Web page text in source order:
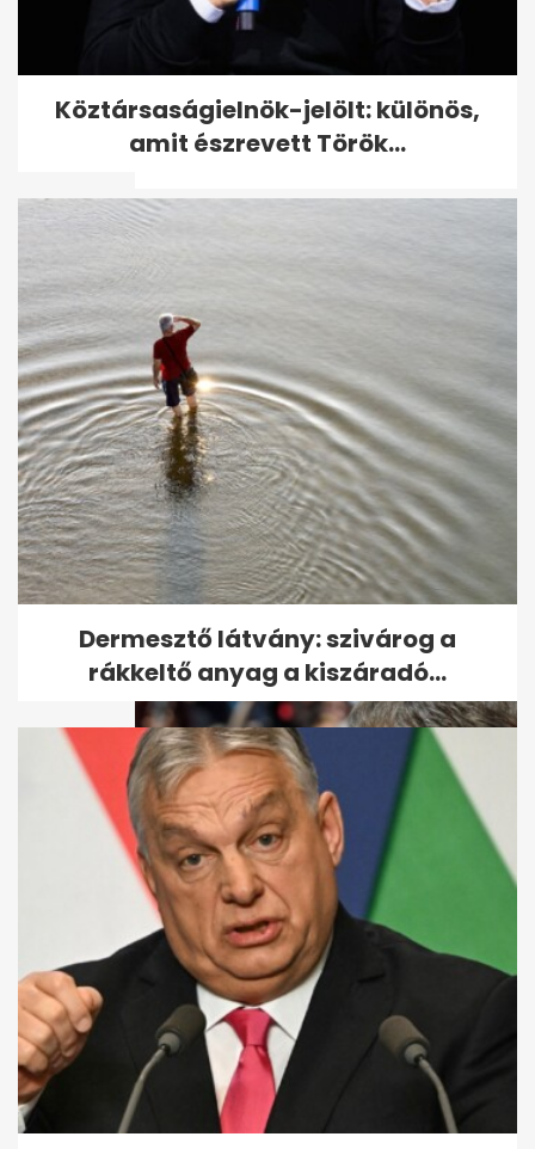
Választás 2026: megjöttek a
18.30 órás adatok - megdőlt
a...
Ritka villámrajt a magyar
autópiacon (x)
Magyar Székelyföldön
kérdezte fel Orbánt, hogy
miért nem védte...
Köztársaságielnök-jelölt: különös,
amit észrevett Török...
Dermesztő látvány: szivárog a
rákkeltő anyag a kiszáradó...